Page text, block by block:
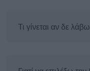
Τι γίνεται αν δε